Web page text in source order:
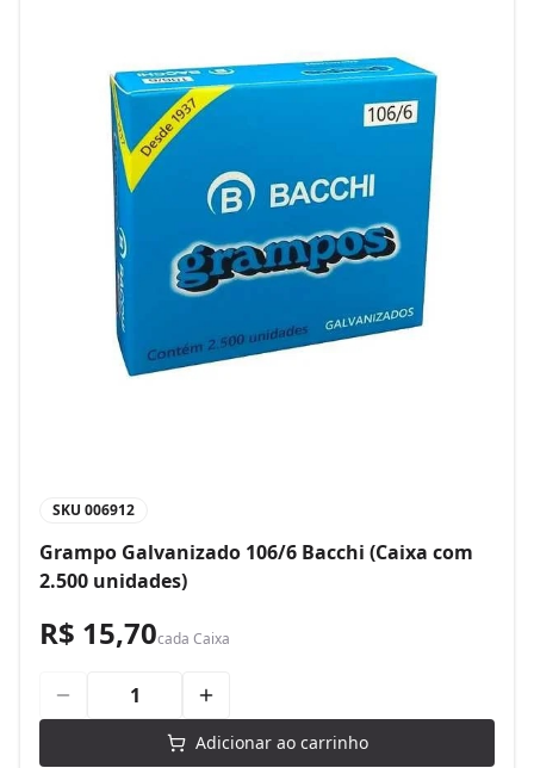
SKU 006912
Grampo Galvanizado 106/6 Bacchi (Caixa com
2.500 unidades)
R$ 15,70cada Caixa
Adicionar ao carrinho